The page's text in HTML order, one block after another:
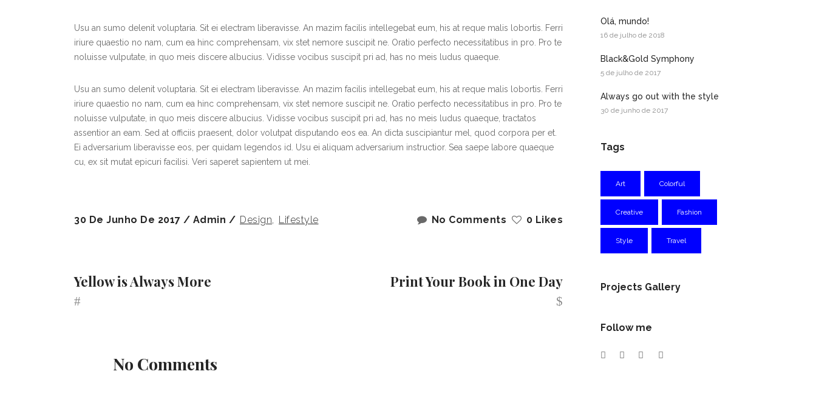
Usu an sumo delenit voluptaria. Sit ei electram liberavisse. An mazim facilis intellegebat eum, his at reque malis lobortis. Ferri
iriure quaestio no nam, cum ea hinc comprehensam, vix stet nemore suscipit ne. Oratio perfecto necessitatibus in pro. Pro te
noluisse vulputate, in quo meis discere albucius. Vidisse vocibus suscipit pri ad, has no meis ludus quaeque.
Usu an sumo delenit voluptaria. Sit ei electram liberavisse. An mazim facilis intellegebat eum, his at reque malis lobortis. Ferri
iriure quaestio no nam, cum ea hinc comprehensam, vix stet nemore suscipit ne. Oratio perfecto necessitatibus in pro. Pro te
noluisse vulputate, in quo meis discere albucius. Vidisse vocibus suscipit pri ad, has no meis ludus quaeque, tractatos
assentior an eam. Sed at officiis praesent, dolor volutpat disputando eos ea. An dicta suscipiantur mel, quod corpora per et.
Ei adversarium liberavisse eos, per quidam legendos id. Usu ei aliquam adversarium instructior. Sea saepe labore quaeque
cu, ex sit mutat epicuri facilisi. Veri saperet sapientem ut mei.
30 De Junho De 2017 Admin Design, Lifestyle No Comments 0 Likes
Yellow is Always More Print Your Book in One Day
No Comments
Olá, mundo!
16 de julho de 2018
Black&Gold Symphony
5 de julho de 2017
Always go out with the style
30 de junho de 2017
Tags
Art Colorful
Creative Fashion
Style Travel
Projects Gallery
Follow me